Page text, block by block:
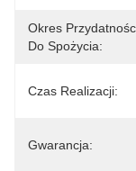
Okres
Do Spożycia:
Czas Realizacji:
Gwarancja: